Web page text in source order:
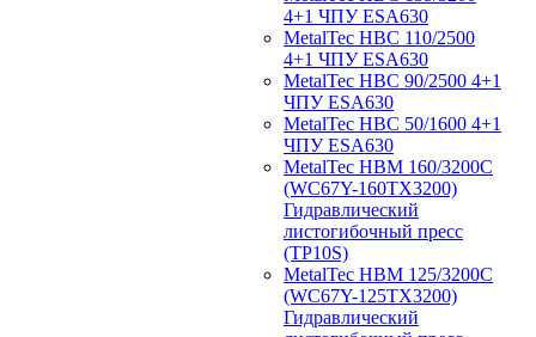
4+1 ЧПУ ESA630
MetalTec HBС 110/2500
4+1 ЧПУ ESA630
MetalTec HBС 90/2500 4+1
ЧПУ ESA630
MetalTec HBС 50/1600 4+1
ЧПУ ESA630
MetalTec HBM 160/3200C
(WC67Y-160TX3200)
Гидравлический
листогибочный пресс
(TP10S)
MetalTec HBM 125/3200C
(WC67Y-125TX3200)
Гидравлический